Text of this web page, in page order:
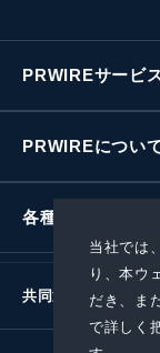
当社では
り、本ウ
だき、ま
で詳しく
PRWIREサービ
PRWIREについ
各種お問い合わせ
共同通信社グループ